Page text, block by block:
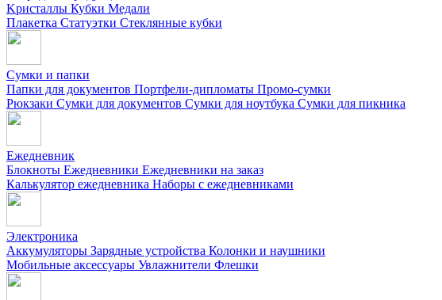
Kристаллы Кубки Медали
Плакетка Статуэтки Стеклянные кубки
Сумки и папки
Папки для документов Портфели-дипломаты Промо-сумки
Рюкзаки Сумки для документов Сумки для ноутбука Сумки для пикника
Ежедневник
Блокноты Ежедневники Ежедневники на заказ
Калькулятор ежедневника Наборы с ежедневниками
Электроника
Аккумуляторы Зарядные устройства Колонки и наушники
Мобильные аксессуары Увлажнители Флешки